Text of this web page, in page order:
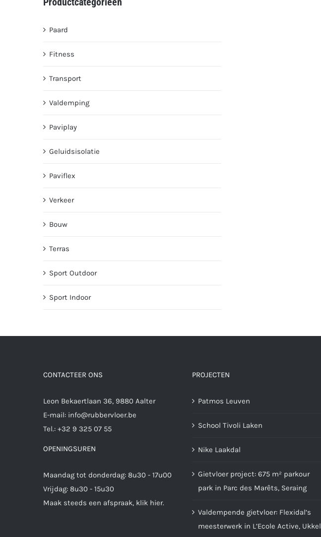
Paard
Fitness
Transport
Valdemping
Paviplay
Geluidsisolatie
Paviflex
Verkeer
Bouw
Terras
Sport Outdoor
Sport Indoor
CONTACTEER ONS
Leon Bekaertlaan 36, 9880 Aalter
E-mail: info@rubbervloer.be
Tel.: +32 9 325 07 55
OPENINGSUREN
Maandag tot donderdag: 8u30 - 17u00
Vrijdag: 8u30 - 15u30
Maak steeds een afspraak, klik hier.
PROJECTEN
Patmos Leuven
School Tivoli Laken
Nike Laakdal
Gietvloer project: 675 m² parkour
park in Parc des Marêts, Seraing
Valdempende gietvloer: Flexidal’s
meesterwerk in L’Ecole Active, Ukkel